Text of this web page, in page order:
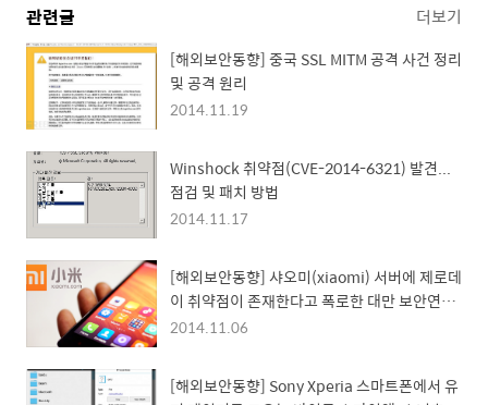
관련글 더보기
[해외보안동향] 중국 SSL MITM 공격 사건 정리
및 공격 원리
2014.11.19
Winshock 취약점(CVE-2014-6321) 발견...
점검 및 패치 방법
2014.11.17
[해외보안동향] 샤오미(xiaomi) 서버에 제로데
이 취약점이 존재한다고 폭로한 대만 보안연구
원
2014.11.06
[해외보안동향] Sony Xperia 스마트폰에서 유